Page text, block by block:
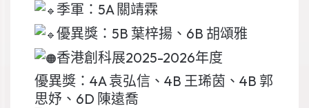
季軍：5A 關靖霖
優異獎：5B 葉梓揚、6B 胡頌雅
香港創科展2025-2026年度
優異獎：4A 袁弘信、4B 王琋茵、4B 郭
思妤、6D 陳遠喬